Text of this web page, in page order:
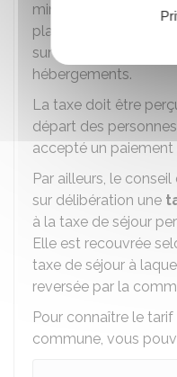
minimal (tarif
plafond) pour
sur la base du
hébergements.
La taxe doit être
départ des
accepté un paiement
Par ailleurs, le
sur délibération une
à la taxe de séjour
Elle est recouvrée
taxe de séjour à
reversée par la
Pour connaître le
commune, vous